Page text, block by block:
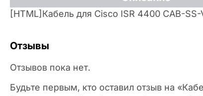
[HTML]Кабель для Cisco ISR 4400 CAB-SS-
Отзывы
Отзывов пока нет.
Будьте первым, кто оставил отзыв на